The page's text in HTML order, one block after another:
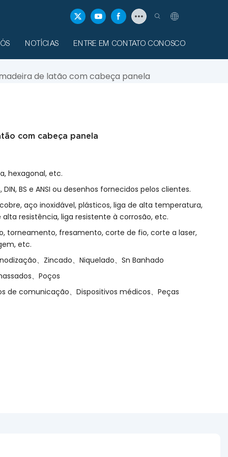
NOTÍCIAS ENTRE EM CONTATO CONOSCO
de latão com cabeça panela
com cabeça panela
hexagonal, etc.
BS e ANSI ou desenhos fornecidos pelos clientes.
aço inoxidável, plásticos, liga de alta temperatura,
resistência, liga resistente à corrosão, etc.
torneamento, fresamento, corte de fio, corte a laser,
etc.
、Zincado、Niquelado、Sn Banhado
、Poços
de comunicação、Dispositivos médicos、Peças